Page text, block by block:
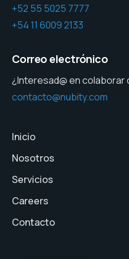
+52 55 5025 7777
+54 11 6009 2133
Correo electrónico
¿Interesad@ en
contacto@nubity.com
Inicio
Nosotros
Servicios
Careers
Contacto